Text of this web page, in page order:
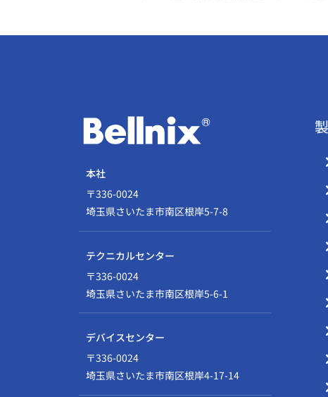
本社
〒336-0024
埼玉県さいたま市南区根岸5-7-8
テクニカルセンター
〒336-0024
埼玉県さいたま市南区根岸5-6-1
デバイスセンター
〒336-0024
埼玉県さいたま市南区根岸4-17-14